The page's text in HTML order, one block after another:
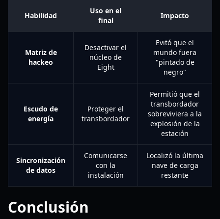
Habilidad
Uso en el
final
Impacto
Matriz de
hackeo
Desactivar el
núcleo de
Eight
Evitó que el
mundo fuera
"pintado de
negro"
Escudo de
energía
Proteger el
transbordador
Permitió que el
transbordador
sobreviviera a la
explosión de la
estación
Sincronización
de datos
Comunicarse
con la
instalación
Localizó la última
nave de carga
restante
Conclusión